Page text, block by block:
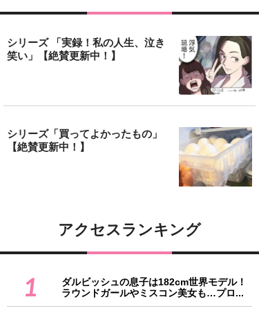
シリーズ 「実録！私の人生、泣き
笑い」【絶賛更新中！】
シリーズ「買ってよかったもの」
【絶賛更新中！】
アクセスランキング
1
ダルビッシュの息子は182cm世界モデル！
ラウンドガールやミスコン美女も…プロ...